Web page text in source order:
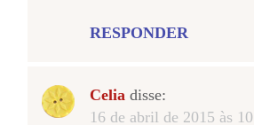
RESPONDER
Celia disse:
16 de abril de 2015 às